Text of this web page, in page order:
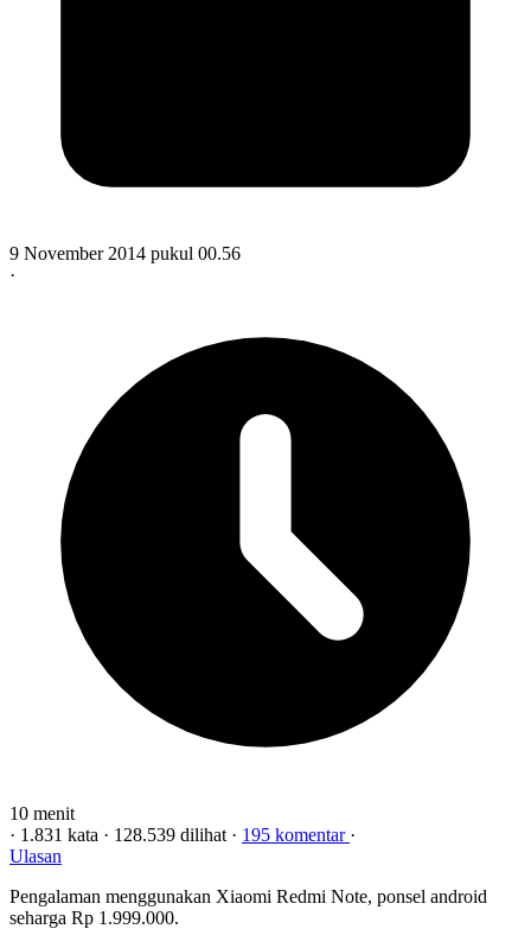
9 November 2014 pukul 00.56
·
10 menit
· 1.831 kata · 128.539 dilihat · 195 komentar ·
Ulasan
Pengalaman menggunakan Xiaomi Redmi Note, ponsel android
seharga Rp 1.999.000.